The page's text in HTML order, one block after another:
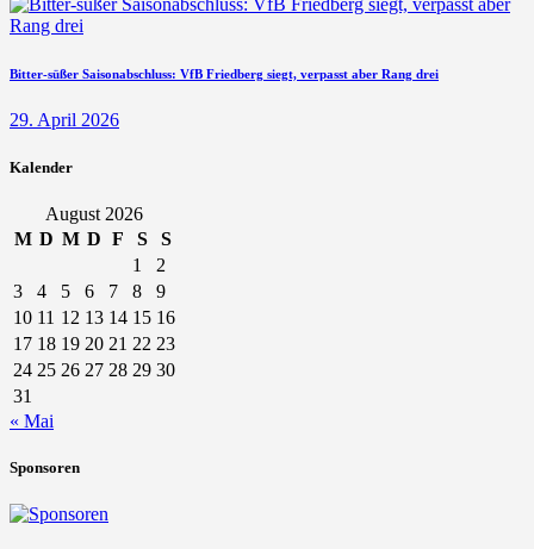
Bitter-süßer Saisonabschluss: VfB Friedberg siegt, verpasst aber Rang drei
29. April 2026
Kalender
August 2026
M D M D F S
S
1
2
3
4 5 6 7 8
9
10 11 12 13 14 15 16
17 18 19 20 21 22 23
24 25 26 27 28 29 30
31
« Mai
Sponsoren